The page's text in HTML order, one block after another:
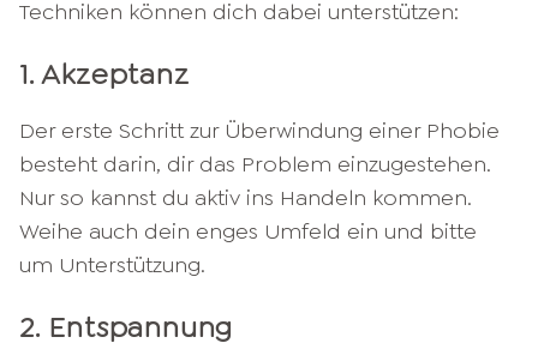
Techniken können dich dabei unterstützen:
1. Akzeptanz
Der erste Schritt zur Überwindung einer Phobie
besteht darin, dir das Problem einzugestehen.
Nur so kannst du aktiv ins Handeln kommen.
Weihe auch dein enges Umfeld ein und bitte
um Unterstützung.
2. Entspannung